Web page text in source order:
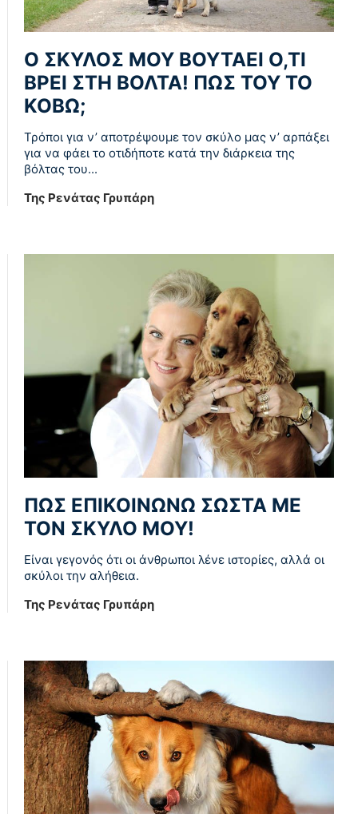
Ο ΣΚΎΛΟΣ ΜΟΥ ΒΟΥΤΆΕΙ Ό,ΤΙ
ΒΡΕΙ ΣΤΗ ΒΌΛΤΑ! ΠΏΣ ΤΟΥ ΤΟ
ΚΌΒΩ;
Τρόποι για ν’ αποτρέψουμε τον σκύλο μας ν’ αρπάξει
για να φάει το οτιδήποτε κατά την διάρκεια της
βόλτας του...
Της Ρενάτας Γρυπάρη
ΠΏΣ ΕΠΙΚΟΙΝΩΝΏ ΣΩΣΤΆ ΜΕ
ΤΟΝ ΣΚΎΛΟ ΜΟΥ!
Είναι γεγονός ότι οι άνθρωποι λένε ιστορίες, αλλά οι
σκύλοι την αλήθεια.
Της Ρενάτας Γρυπάρη